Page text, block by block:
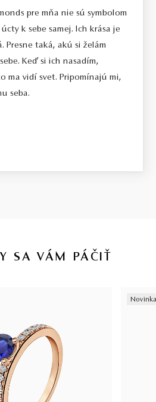
vybraný priamo na diamantovej
farba H, výbrus Excellent,
kritériá krásy, farby a čistoty. Pre
kompromisov.
je certifikát, ktorý je k šperku dodaný,
pre mňa nie sú symbolom
k sebe samej. Ich krása je
Presne taká, akú si želám
Keď si ich nasadím,
ma vidí svet. Pripomínajú mi,
seba.
SA VÁM PÁČIŤ
Novinka